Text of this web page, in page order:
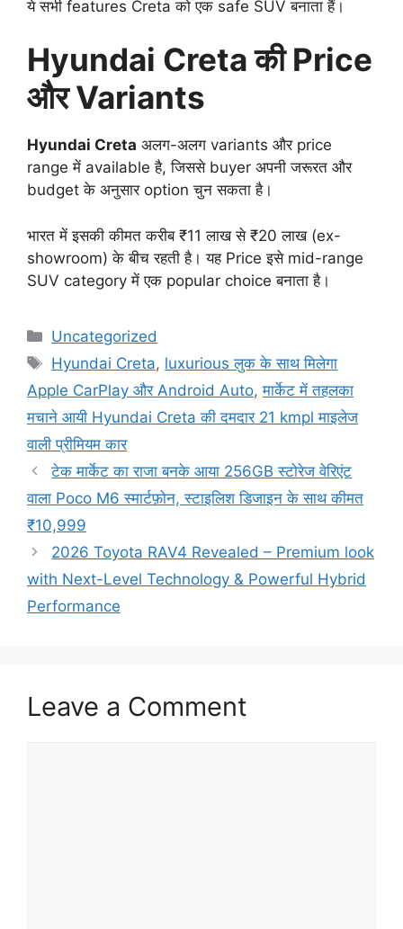
ये सभी features Creta को एक safe SUV बनाता हैं।
Hyundai Creta की Price
और Variants
Hyundai Creta अलग-अलग variants और price
range में available है, जिससे buyer अपनी जरूरत और
budget के अनुसार option चुन सकता है।
भारत में इसकी कीमत करीब ₹11 लाख से ₹20 लाख (ex-
showroom) के बीच रहती है। यह Price इसे mid-range
SUV category में एक popular choice बनाता है।
Categories
Uncategorized
Tags
Hyundai Creta, luxurious लुक के साथ मिलेगा
Apple CarPlay और Android Auto,मार्केट में तहलका
मचाने आयी Hyundai Creta की दमदार 21 kmpl माइलेज
वाली प्रीमियम कार
टेक मार्केट का राजा बनके आया 256GB स्टोरेज वेरिएंट
वाला Poco M6 स्मार्टफ़ोन, स्टाइलिश डिजाइन के साथ कीमत
₹10,999
2026 Toyota RAV4 Revealed – Premium look
with Next-Level Technology & Powerful Hybrid
Performance
Leave a Comment